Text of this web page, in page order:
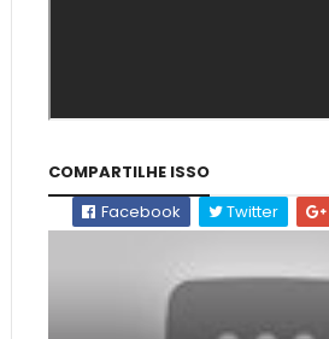
COMPARTILHE ISSO
Facebook
Twitter